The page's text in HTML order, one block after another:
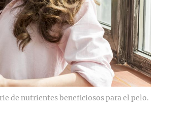
de nutrientes beneficiosos para el pelo.